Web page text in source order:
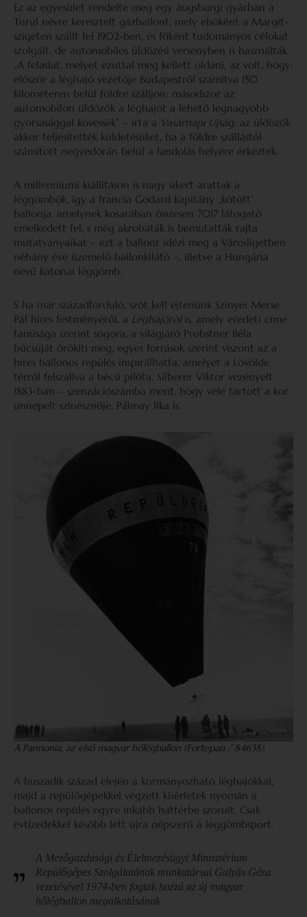
Ez az egyesület rendelte meg egy augsburgi gyárban a
Turul névre keresztelt gázballont, mely elsőként a Margit-
szigeten szállt fel 1902-ben, és főként tudományos célokat
szolgált, de automobilos üldözési versenyben is használták.
„A feladat, melyet ezuttal meg kellett oldani, az volt, hogy:
először a léghajó vezetője Budapestről számítva 150
kilométeren belül földre szálljon; másodszor az
automobilon üldözők a léghajót a lehető legnagyobb
gyorsasággal kövessék” – írta a Vasárnapi Ujság; az üldözők
akkor teljesítették küldetésüket, ha a földre szállástól
számított negyedórán belül a landolás helyére érkeztek.
A millenniumi kiállításon is nagy sikert arattak a
léggömbök, így a francia Godard kapitány „kötött”
ballonja, amelynek kosarában összesen 7017 látogató
emelkedett fel, s még akrobaták is bemutatták rajta
mutatványaikat – ezt a ballont idézi meg a Városligetben
néhány éve üzemelő ballonkilátó –, illetve a Hungária
nevű katonai léggömb.
S ha már századforduló, szót kell ejtenünk Szinyei Merse
Pál híres festményéről, a Léghajóról is, amely eredeti címe
tanúsága szerint sógora, a világjáró Probstner Béla
búcsúját örökíti meg, egyes források szerint viszont az a
híres ballonos repülés inspirálhatta, amelyet a Lövölde
térről felszállva a bécsi pilóta, Silberer Viktor vezényelt
1883-ban – szenzációszámba ment, hogy vele tartott a kor
ünnepelt színésznője, Pálmay Ilka is.
A Pannonia, az első magyar hőlégballon (Fortepan / 84638)
A huszadik század elején a kormányozható léghajókkal,
majd a repülőgépekkel végzett kísérletek nyomán a
ballonos repülés egyre inkább háttérbe szorult. Csak
évtizedekkel később lett újra népszerű a léggömbsport.
A Mezőgazdasági és Élelmezésügyi Minisztérium
Repülőgépes Szolgálatának munkatársai Gulyás Géza
vezetésével 1974-ben fogtak hozzá az új magyar
hőlégballon megalkotásának.